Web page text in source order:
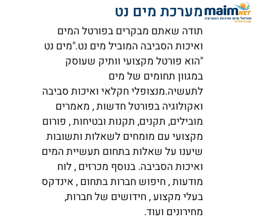
מערכת מים נט
תודה שאתם מבקרים בפורטל המים
ואיכות הסביבה המוביל מים נט."מים נט
"הוא פורטל מקצועי וותיק שעוסק
במגוון תחומים של מים
לתעשיה.מנצופלי חקלאי ואיכות סביבה
ואקולוגיה בפורטל חדשות , מאמרים
מובילים, תקנים, תקנות ובטיחות , פורום
מקצועי עם מומחים לשאלות ותשובות
שיענו על שאלות בתחום תעשיית המים
ואיכות הסביבה. בנוסף מכרזים , לוח
מודעות , חיפוש חברות בתחום , אינדקס
בעלי מקצוע , חידושים של חברות,
מחירונים ועוד.